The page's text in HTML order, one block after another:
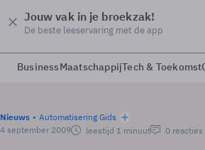
Jouw vak in je broekzak!
De beste leeservaring met de app
BusinessMaatschappijTech & Toekomst
Nieuws
Automatisering Gids
4 september 2009
leestijd 1 minuut 0 reacties